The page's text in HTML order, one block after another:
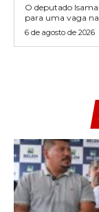
O deputado
para uma vaga
6 de agosto de 2026